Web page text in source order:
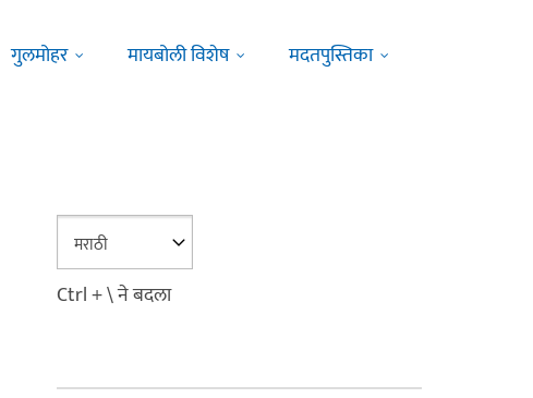
गुलमोहर मायबोली विशेष मदतपुस्तिका
Ctrl + \ ने बदला